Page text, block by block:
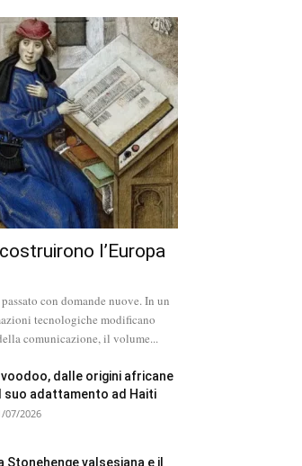
l’Europa
con domande nuove. In un
tecnologiche modificano
comunicazione, il volume...
voodoo, dalle origini africane
suo adattamento ad Haiti
07/2026
Stonehenge valsesiana e il